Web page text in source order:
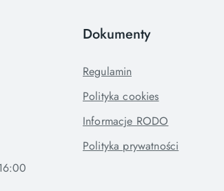
Dokumenty
Regulamin
Polityka cookies
Informacje RODO
Polityka prywatności